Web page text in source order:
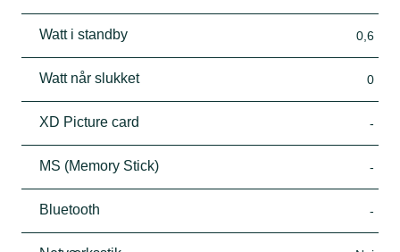
Watt i standby 0,6
Watt når slukket 0
XD Picture card -
MS (Memory Stick) -
Bluetooth -